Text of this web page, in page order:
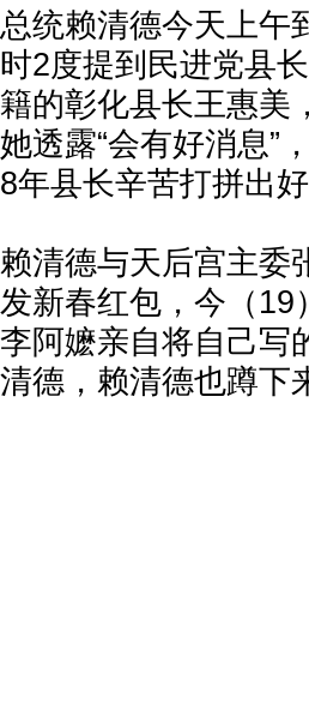
总统赖清德今天上午
时2度提到民进党县
籍的彰化县长王惠美
她透露“会有好消息”
8年县长辛苦打拼出
赖清德与天后宫主委
发新春红包，今（19
李阿嬷亲自将自己写
清德，赖清德也蹲下